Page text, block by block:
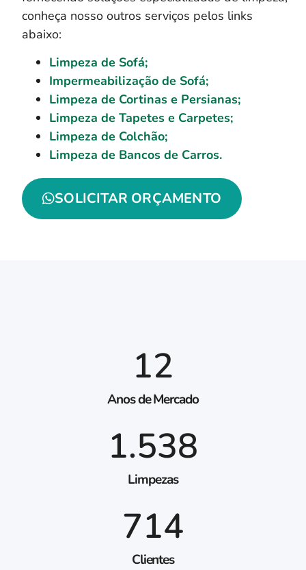
conheça nosso outros serviços pelos links
abaixo:
Limpeza de Sofá;
Impermeabilização de Sofá;
Limpeza de Cortinas e Persianas;
Limpeza de Tapetes e Carpetes;
Limpeza de Colchão;
Limpeza de Bancos de Carros.
SOLICITAR ORÇAMENTO
Anos de Mercado
12
Limpezas
1.538
Clientes
714